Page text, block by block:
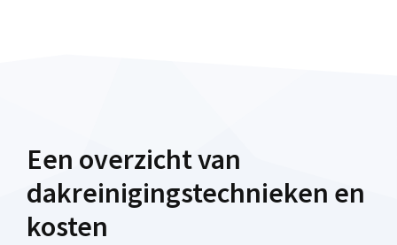
Een overzicht van
dakreinigingstechnieken en
kosten